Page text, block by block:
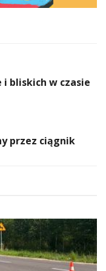
bliskich w czasie
przez ciągnik